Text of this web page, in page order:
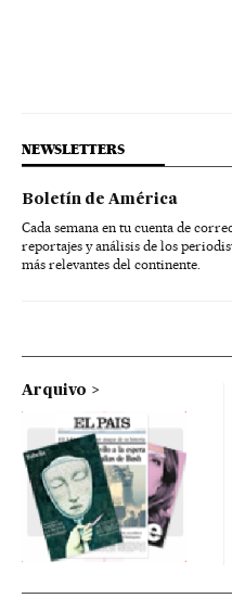
NEWSLETTERS
Boletín de América
Cada semana en tu cuenta de
reportajes y análisis de los
más relevantes del continente.
Arquivo